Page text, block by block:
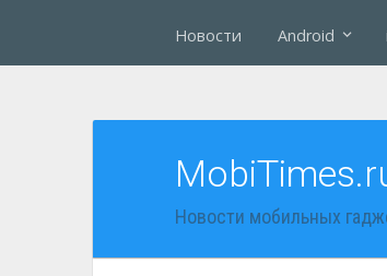
Новости Android
Новости мобильных